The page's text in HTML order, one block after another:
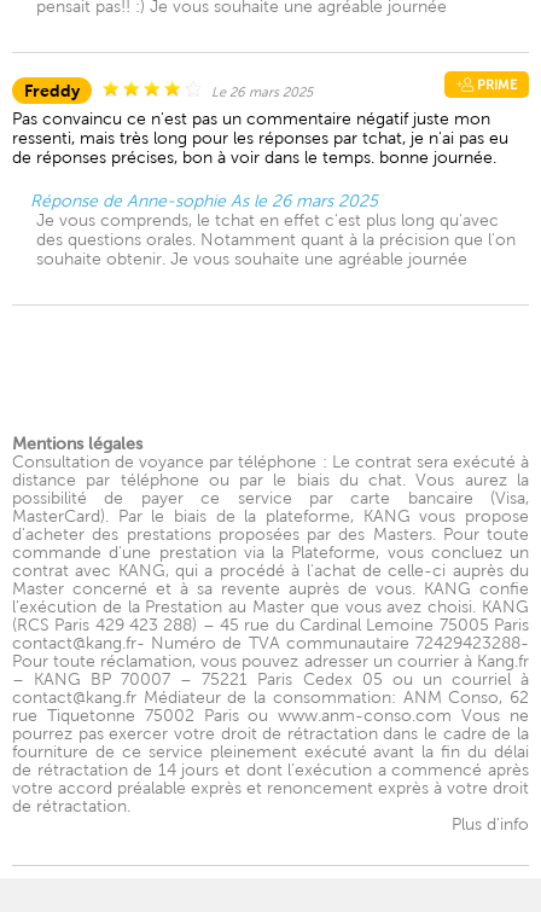
pensait pas!! :) Je vous souhaite une agréable journée
Freddy Le 26 mars 2025 PRIME
Pas convaincu ce n'est pas un commentaire négatif juste mon
ressenti, mais très long pour les réponses par tchat, je n'ai pas eu
de réponses précises, bon à voir dans le temps. bonne journée.
Réponse de Anne-sophie As le 26 mars 2025
Je vous comprends, le tchat en effet c'est plus long qu'avec
des questions orales. Notamment quant à la précision que l'on
souhaite obtenir. Je vous souhaite une agréable journée
Mentions légales
Consultation de voyance par téléphone : Le contrat sera exécuté à
distance par téléphone ou par le biais du chat. Vous aurez la
possibilité de payer ce service par carte bancaire (Visa,
MasterCard). Par le biais de la plateforme, KANG vous propose
d'acheter des prestations proposées par des Masters. Pour toute
commande d'une prestation via la Plateforme, vous concluez un
contrat avec KANG, qui a procédé à l'achat de celle-ci auprès du
Master concerné et à sa revente auprès de vous. KANG confie
l'exécution de la Prestation au Master que vous avez choisi. KANG
(RCS Paris 429 423 288) – 45 rue du Cardinal Lemoine 75005 Paris
contact@kang.fr- Numéro de TVA communautaire 72429423288-
Pour toute réclamation, vous pouvez adresser un courrier à Kang.fr
– KANG BP 70007 – 75221 Paris Cedex 05 ou un courriel à
contact@kang.fr Médiateur de la consommation: ANM Conso, 62
rue Tiquetonne 75002 Paris ou www.anm-conso.com Vous ne
pourrez pas exercer votre droit de rétractation dans le cadre de la
fourniture de ce service pleinement exécuté avant la fin du délai
de rétractation de 14 jours et dont l’exécution a commencé après
votre accord préalable exprès et renoncement exprès à votre droit
de rétractation.
Plus d'info